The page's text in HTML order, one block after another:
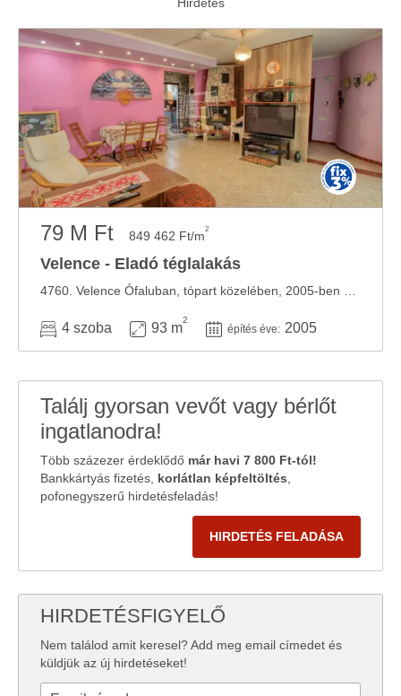
adatokkal, amelyeket Ön adott meg számukra vagy az
Ön által használt más szolgáltatásokból gyűjtöttek.
79 M Ft 849 462 Ft/m2
Velence - Eladó téglalakás
4 szoba 93 m
2
építés éve: 2005
Találj gyorsan vevőt vagy bérlőt
ingatlanodra!
Több százezer érdeklődő már havi 7 800 Ft-tól!
Bankkártyás fizetés, korlátlan képfeltöltés
pofonegyszerű hirdetésfeladás!
HIRDETÉS FELADÁSA
HIRDETÉSFIGYELŐ
Nem találod amit keresel? Add meg email címedet és
küldjük az új hirdetéseket!